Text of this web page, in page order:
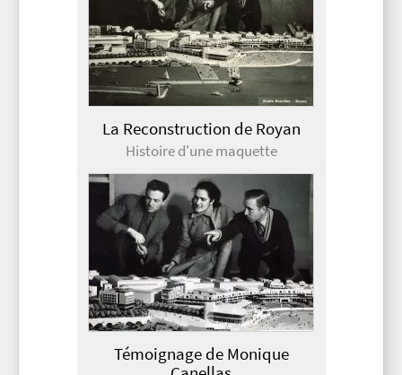
La Reconstruction de Royan
Histoire d'une maquette
Témoignage de Monique